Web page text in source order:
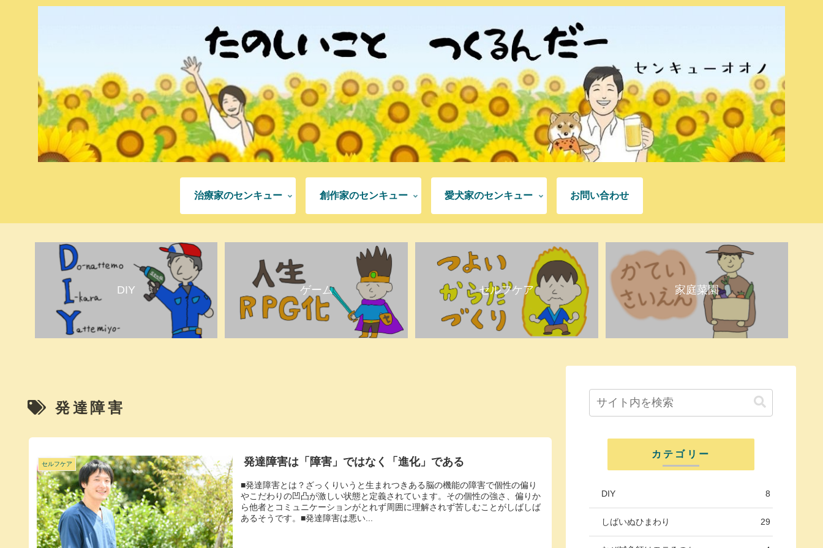
治療家のセンキュー 創作家のセンキュー 愛犬家のセンキュー お問い合わせ
DIY ゲーム セルフケア 家庭菜園
発達障害
セルフケア 発達障害は「障害」ではなく「進化」である
■発達障害とは？ざっくりいうと生まれつきある脳の機能の障害で個性の偏り
やこだわりの凹凸が激しい状態と定義されています。その個性の強さ、偏りか
ら他者とコミュニケーションがとれず周囲に理解されず苦しむことがしばしば
あるそうです。■発達障害は悪い...
カテゴリー
DIY 8
しばいぬひまわり 29